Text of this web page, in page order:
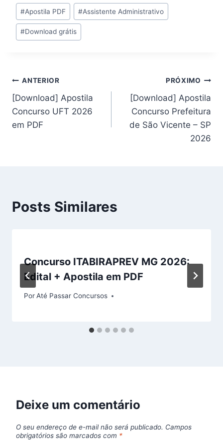
Tags
do
Post:
#Apostila PDF #Assistente Administrativo
#Download grátis
Navegação
de
Post
ANTERIOR
[Download] Apostila
Concurso UFT 2026
em PDF
PRÓXIMO
[Download] Apostila
Concurso Prefeitura
de São Vicente – SP
2026
Posts Similares
Concurso ITABIRAPREV MG 2026:
Edital + Apostila em PDF
PorAté Passar Concursos
Deixe um comentário
O seu endereço de e-mail não será publicado. Campos
obrigatórios são marcados com *